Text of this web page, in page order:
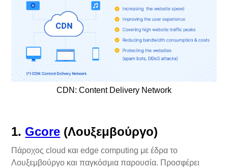
CDN: Content Delivery Network
1. Gcore (Λουξεμβούργο)
Πάροχος cloud και edge computing με έδρα το
Λουξεμβούργο και παγκόσμια παρουσία. Προσφέρει